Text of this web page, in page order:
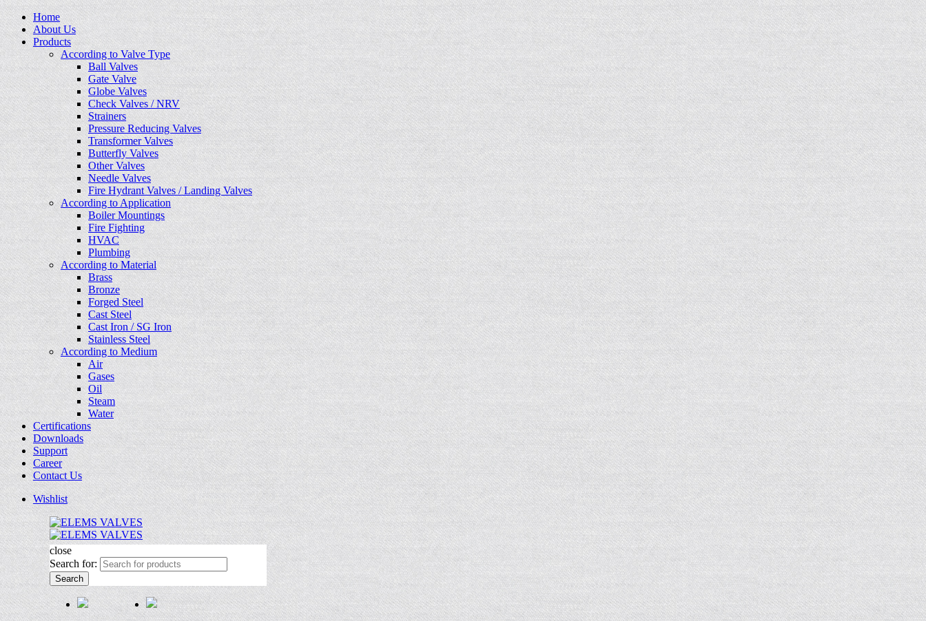
Home
About Us
Products
According to Valve Type
Ball Valves
Gate Valve
Globe Valves
Check Valves / NRV
Strainers
Pressure Reducing Valves
Transformer Valves
Butterfly Valves
Other Valves
Needle Valves
Fire Hydrant Valves / Landing Valves
According to Application
Boiler Mountings
Fire Fighting
HVAC
Plumbing
According to Material
Brass
Bronze
Forged Steel
Cast Steel
Cast Iron / SG Iron
Stainless Steel
According to Medium
Air
Gases
Oil
Steam
Water
Certifications
Downloads
Support
Career
Contact Us
Wishlist
close
Search for:
Search